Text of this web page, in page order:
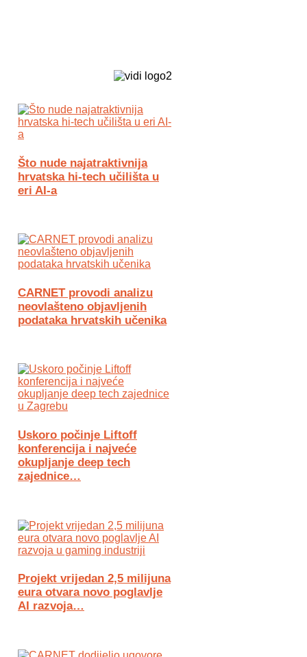
Što nude najatraktivnija
hrvatska hi-tech učilišta u
eri AI-a
CARNET provodi analizu
neovlašteno objavljenih
podataka hrvatskih učenika
Uskoro počinje Liftoff
konferencija i najveće
okupljanje deep tech
zajednice…
Projekt vrijedan 2,5 milijuna
eura otvara novo poglavlje
AI razvoja…